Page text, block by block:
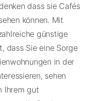
dass sie Cafés
können. Mit
günstige
dass Sie eine Sorge
in der
sehen
Ihrem gut